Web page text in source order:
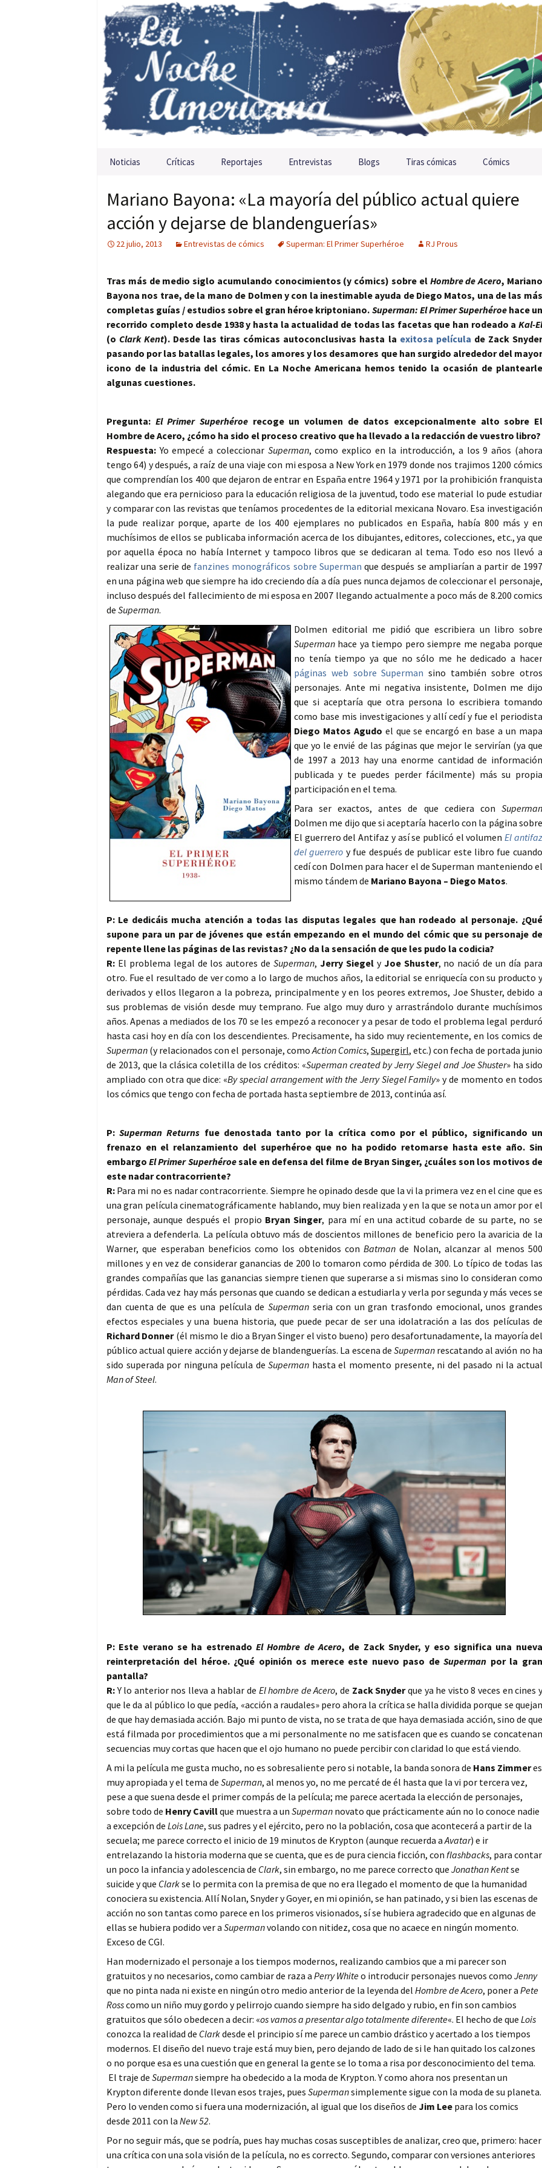
Saltar al contenido
Noticias Críticas Reportajes Entrevistas Blogs Tiras cómicas Cómics
Mariano Bayona: «La mayoría del público actual quiere
acción y dejarse de blandenguerías»
22 julio, 2013 Entrevistas de cómics Superman: El Primer Superhéroe RJ Prous
Tras más de medio siglo acumulando conocimientos (y cómics) sobre el Hombre de Acero, Mariano
Bayona nos trae, de la mano de Dolmen y con la inestimable ayuda de Diego Matos, una de las más
completas guías / estudios sobre el gran héroe kriptoniano. Superman: El Primer Superhéroehace un
recorrido completo desde 1938 y hasta la actualidad de todas las facetas que han rodeado a Kal-El
(o Clark Kent). Desde las tiras cómicas autoconclusivas hasta la exitosa película de Zack Snyder
pasando por las batallas legales, los amores y los desamores que han surgido alrededor del mayor
icono de la industria del cómic. En La Noche Americana hemos tenido la ocasión de plantearle
algunas cuestiones.
Pregunta: El Primer Superhéroerecoge un volumen de datos excepcionalmente alto sobre El
Hombre de Acero, ¿cómo ha sido el proceso creativo que ha llevado a la redacción de vuestro libro?
Respuesta: Yo empecé a coleccionar Superman, como explico en la introducción, a los 9 años (ahora
tengo 64) y después, a raíz de una viaje con mi esposa a New York en 1979 donde nos trajimos 1200 cómics
que comprendían los 400 que dejaron de entrar en España entre 1964 y 1971 por la prohibición franquista
alegando que era pernicioso para la educación religiosa de la juventud, todo ese material lo pude estudiar
y comparar con las revistas que teníamos procedentes de la editorial mexicana Novaro. Esa investigación
la pude realizar porque, aparte de los 400 ejemplares no publicados en España, había 800 más y en
muchísimos de ellos se publicaba información acerca de los dibujantes, editores, colecciones, etc., ya que
por aquella época no había Internet y tampoco libros que se dedicaran al tema. Todo eso nos llevó a
realizar una serie de fanzines monográficos sobre Superman que después se ampliarían a partir de 1997
en una página web que siempre ha ido creciendo día a día pues nunca dejamos de coleccionar el personaje,
incluso después del fallecimiento de mi esposa en 2007 llegando actualmente a poco más de 8.200 comics
de Superman.
Dolmen editorial me pidió que escribiera un libro sobre
Superman hace ya tiempo pero siempre me negaba porque
no tenía tiempo ya que no sólo me he dedicado a hacer
páginas web sobre Superman sino también sobre otros
personajes. Ante mi negativa insistente, Dolmen me dijo
que si aceptaría que otra persona lo escribiera tomando
como base mis investigaciones y allí cedí y fue el periodista
Diego Matos Agudo el que se encargó en base a un mapa
que yo le envié de las páginas que mejor le servirían (ya que
de 1997 a 2013 hay una enorme cantidad de información
publicada y te puedes perder fácilmente) más su propia
participación en el tema.
Para ser exactos, antes de que cediera con Superman
Dolmen me dijo que si aceptaría hacerlo con la página sobre
El guerrero del Antifaz y así se publicó el volumenEl antifaz
del guerrero y fue después de publicar este libro fue cuando
cedí con Dolmen para hacer el de Superman manteniendo el
mismo tándem de Mariano Bayona – Diego Matos.
P: Le dedicáis mucha atención a todas las disputas legales que han rodeado al personaje. ¿Qué
supone para un par de jóvenes que están empezando en el mundo del cómic que su personaje de
repente llene las páginas de las revistas? ¿No da la sensación de que les pudo la codicia?
R: El problema legal de los autores deSuperman, Jerry Siegely Joe Shuster, no nació de un día para
otro. Fue el resultado de ver como a lo largo de muchos años, la editorial se enriquecía con su producto y
derivados y ellos llegaron a la pobreza, principalmente y en los peores extremos, Joe Shuster, debido a
sus problemas de visión desde muy temprano. Fue algo muy duro y arrastrándolo durante muchísimos
años. Apenas a mediados de los 70 se les empezó a reconocer y a pesar de todo el problema legal perduró
hasta casi hoy en día con los descendientes. Precisamente, ha sido muy recientemente, en los comics de
Superman (y relacionados con el personaje, comoAction Comics,Supergirl, etc.) con fecha de portada junio
de 2013, que la clásica coletilla de los créditos: «Superman created by Jerry Siegel and Joe Shuster» ha sido
ampliado con otra que dice: «By special arrangement with the Jerry Siegel Family» y de momento en todos
los cómics que tengo con fecha de portada hasta septiembre de 2013, continúa así.
P:Superman Returns fue denostada tanto por la crítica como por el público, significando un
frenazo en el relanzamiento del superhéroe que no ha podido retomarse hasta este año. Sin
embargoEl Primer Superhéroesale en defensa del filme de Bryan Singer, ¿cuáles son los motivos de
este nadar contracorriente?
R: Para mi no es nadar contracorriente. Siempre he opinado desde que la vi la primera vez en el cine que es
una gran película cinematográficamente hablando, muy bien realizada y en la que se nota un amor por el
personaje, aunque después el propio Bryan Singer, para mí en una actitud cobarde de su parte, no se
atreviera a defenderla. La película obtuvo más de doscientos millones de beneficio pero la avaricia de la
Warner, que esperaban beneficios como los obtenidos conBatman de Nolan, alcanzar al menos 500
millones y en vez de considerar ganancias de 200 lo tomaron como pérdida de 300. Lo típico de todas las
grandes compañías que las ganancias siempre tienen que superarse a si mismas sino lo consideran como
pérdidas. Cada vez hay más personas que cuando se dedican a estudiarla y verla por segunda y más veces se
dan cuenta de que es una película de Supermanseria con un gran trasfondo emocional, unos grandes
efectos especiales y una buena historia, que puede pecar de ser una idolatración a las dos películas de
Richard Donner(él mismo le dio a Bryan Singer el visto bueno) pero desafortunadamente, la mayoría del
público actual quiere acción y dejarse de blandenguerías. La escena de Supermanrescatando al avión no ha
sido superada por ninguna película deSuperman hasta el momento presente, ni del pasado ni la actual
Man of Steel.
P: Este verano se ha estrenadoEl Hombre de Acero, de Zack Snyder, y eso significa una nueva
reinterpretación del héroe. ¿Qué opinión os merece este nuevo paso deSuperman por la gran
pantalla?
R:Y lo anterior nos lleva a hablar de El hombre de Acero, de Zack Snyderque ya he visto 8 veces en cines y
que le da al público lo que pedía, «acción a raudales» pero ahora la crítica se halla dividida porque se quejan
de que hay demasiada acción. Bajo mi punto de vista, no se trata de que haya demasiada acción, sino de que
está filmada por procedimientos que a mi personalmente no me satisfacen que es cuando se concatenan
secuencias muy cortas que hacen que el ojo humano no puede percibir con claridad lo que está viendo.
A mi la película me gusta mucho, no es sobresaliente pero si notable, la banda sonora de Hans Zimmeres
muy apropiada y el tema de Superman, al menos yo, no me percaté de él hasta que la vi por tercera vez,
pese a que suena desde el primer compás de la película; me parece acertada la elección de personajes,
sobre todo de Henry Cavillque muestra a un Superman novato que prácticamente aún no lo conoce nadie
a excepción de Lois Lane, sus padres y el ejército, pero no la población, cosa que acontecerá a partir de la
secuela; me parece correcto el inicio de 19 minutos de Krypton (aunque recuerda aAvatar) e ir
entrelazando la historia moderna que se cuenta, que es de pura ciencia ficción, con flashbacks, para contar
un poco la infancia y adolescencia de Clark, sin embargo, no me parece correcto que Jonathan Kentse
suicide y que Clarkse lo permita con la premisa de que no era llegado el momento de que la humanidad
conociera su existencia. Allí Nolan, Snyder y Goyer, en mi opinión, se han patinado, y si bien las escenas de
acción no son tantas como parece en los primeros visionados, sí se hubiera agradecido que en algunas de
ellas se hubiera podido ver a Supermanvolando con nitidez, cosa que no acaece en ningún momento.
Exceso de CGI.
Han modernizado el personaje a los tiempos modernos, realizando cambios que a mi parecer son
gratuitos y no necesarios, como cambiar de raza a Perry Whiteo introducir personajes nuevos como Jenny
que no pinta nada ni existe en ningún otro medio anterior de la leyenda del Hombre de Acero, poner a Pete
Rosscomo un niño muy gordo y pelirrojo cuando siempre ha sido delgado y rubio, en fin son cambios
gratuitos que sólo obedecen a decir: «os vamos a presentar algo totalmente diferente«. El hecho de que Lois
conozca la realidad de Clarkdesde el principio sí me parece un cambio drástico y acertado a los tiempos
modernos. El diseño del nuevo traje está muy bien, pero dejando de lado de si le han quitado los calzones
o no porque esa es una cuestión que en general la gente se lo toma a risa por desconocimiento del tema.
El traje de Supermansiempre ha obedecido a la moda de Krypton. Y como ahora nos presentan un
Krypton diferente donde llevan esos trajes, pues Supermansimplemente sigue con la moda de su planeta.
Pero lo venden como si fuera una modernización, al igual que los diseños de Jim Lee para los comics
desde 2011 con la New 52.
Por no seguir más, que se podría, pues hay muchas cosas susceptibles de analizar, creo que, primero: hacer
una crítica con una sola visión de la película, no es correcto. Segundo, comparar con versiones anteriores